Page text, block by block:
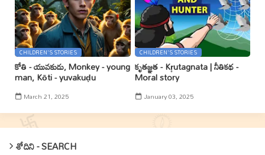
CHILDREN'S STORIES
కోతి - యువకుడు, Monkey - young
man, Kōti - yuvakuḍu
March 21, 2025
CHILDREN'S STORIES
కృతజ్ఞత - Kr̥utagnata | నీతికథ -
Moral story
January 03, 2025
శోదిని - SEARCH